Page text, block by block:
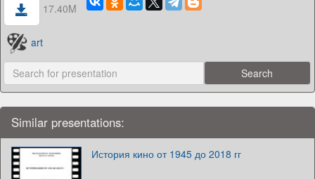
17.40M
art
Similar presentations:
История кино от 1945 до 2018 гг